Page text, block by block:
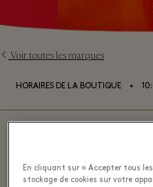
Voir toutes les marques
HORAIRES DE LA BOUTIQUE ⬩
Waterdrop -
En cliquant sur « Accepter tous
stockage de cookies sur votre